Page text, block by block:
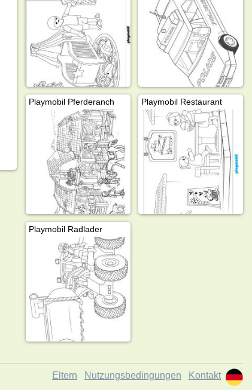
Playmobil Pferderanch Playmobil Restaurant
Playmobil Radlader
Eltern Nutzungsbedingungen Kontakt